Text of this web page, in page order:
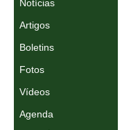
Notícias
Artigos
Boletins
Fotos
Vídeos
Agenda